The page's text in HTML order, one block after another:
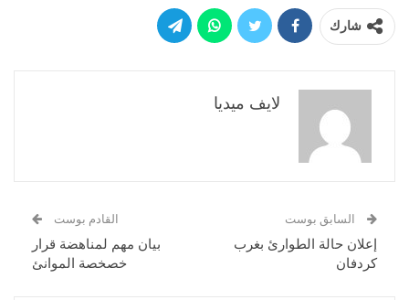
شارك
لايف ميديا
السابق بوست
إعلان حالة الطوارئ بغرب
كردفان
القادم بوست
بيان مهم لمناهضة قرار
خصخصة الموانئ